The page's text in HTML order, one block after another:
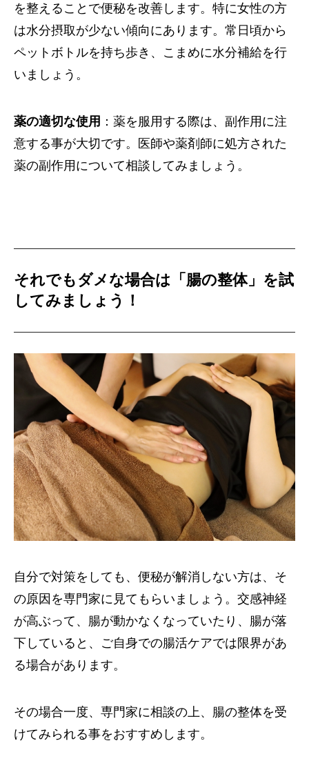
を整えることで便秘を改善します。特に女性の方
は水分摂取が少ない傾向にあります。常日頃から
ペットボトルを持ち歩き、こまめに水分補給を行
いましょう。
薬の適切な使用 ：薬を服用する際は、副作用に注
意する事が大切です。医師や薬剤師に処方された
薬の副作用について相談してみましょう。
それでもダメな場合は「腸の整体」を試
してみましょう！
自分で対策をしても、便秘が解消しない方は、そ
の原因を専門家に見てもらいましょう。交感神経
が高ぶって、腸が動かなくなっていたり、腸が落
下していると、ご自身での腸活ケアでは限界があ
る場合があります。
その場合一度、専門家に相談の上、腸の整体を受
けてみられる事をおすすめします。